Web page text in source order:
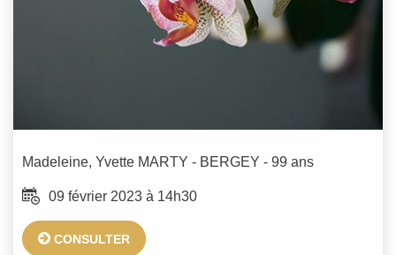
Madeleine, Yvette MARTY - BERGEY - 99 ans
09 février 2023 à 14h30
CONSULTER